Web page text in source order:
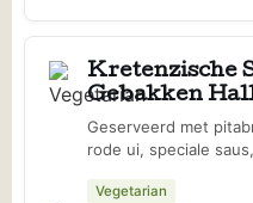
Kretenzische
Gebakken
Geserveerd met
rode ui, speciale
Vegetarian